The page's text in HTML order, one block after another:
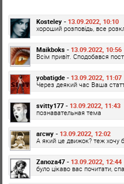
Kosteley - 13.09.2022, 10:10
хороший розповідь, все
Maikboks - 13.09.2022, 10:56
Всім привіт. Сподобався
yobatigde - 13.09.2022, 11:07
Через деякий час Ваша
svitty177 - 13.09.2022, 11:43
познавательная тема
arcwy - 13.09.2022, 12:02
А який це движок? теж хочу
Zanoza47 - 13.09.2022, 12:44
було цікаво вас почитати,